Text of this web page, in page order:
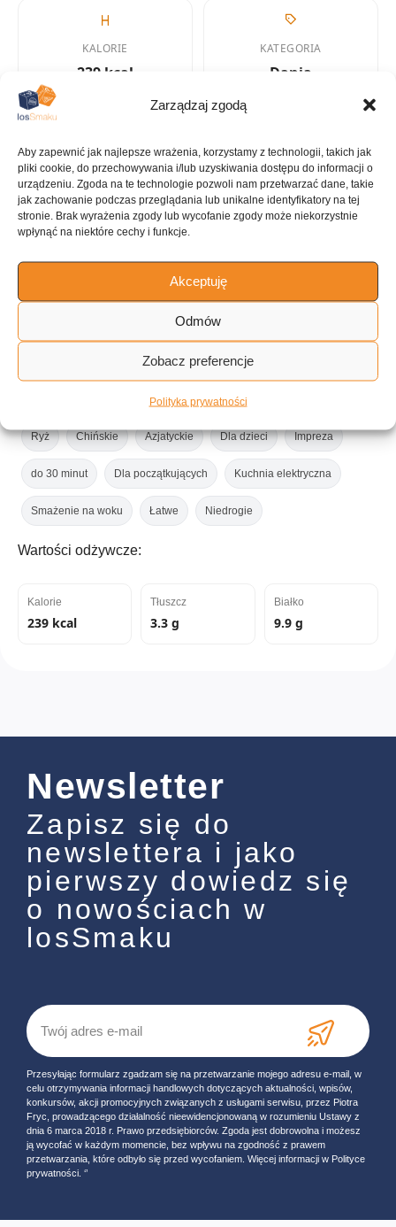
Zarządzaj zgodą
Aby zapewnić jak najlepsze wrażenia, korzystamy z technologii, takich jak
pliki cookie, do przechowywania i/lub uzyskiwania dostępu do informacji o
urządzeniu. Zgoda na te technologie pozwoli nam przetwarzać dane, takie
jak zachowanie podczas przeglądania lub unikalne identyfikatory na tej
stronie. Brak wyrażenia zgody lub wycofanie zgody może niekorzystnie
wpłynąć na niektóre cechy i funkcje.
Akceptuję
Odmów
Zobacz preferencje
Polityka prywatności
KALORIE
239 kcal
KATEGORIA
Dania
jednogarnkowe
KUCHNIA
Azjatycka
ILOŚĆ PORCJI
5 porcji
Tagi:
Ryż Chińskie Azjatyckie Dla dzieci Impreza
do 30 minut Dla początkujących Kuchnia elektryczna
Smażenie na woku Łatwe Niedrogie
Wartości odżywcze:
Kalorie
239 kcal
Tłuszcz
3.3 g
Białko
9.9 g
Newsletter
Zapisz się do
newslettera i jako
pierwszy dowiedz się
o nowościach w
losSmaku
Przesyłając formularz zgadzam się na przetwarzanie mojego adresu e-mail, w
celu otrzymywania informacji handlowych dotyczących aktualności, wpisów,
konkursów, akcji promocyjnych związanych z usługami serwisu, przez Piotra
Fryc, prowadzącego działalność nieewidencjonowaną w rozumieniu Ustawy z
dnia 6 marca 2018 r. Prawo przedsiębiorców. Zgoda jest dobrowolna i możesz
ją wycofać w każdym momencie, bez wpływu na zgodność z prawem
przetwarzania, które odbyło się przed wycofaniem. Więcej informacji w Polityce
prywatności. ‘’